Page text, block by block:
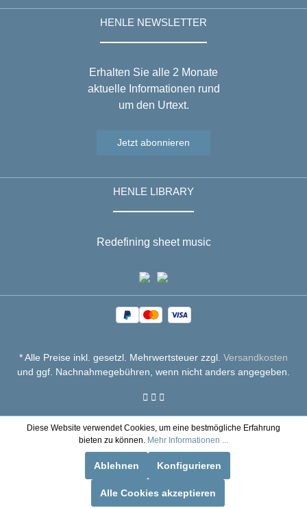
HENLE NEWSLETTER
Erhalten Sie alle 2 Monate
aktuelle Informationen rund
um den Urtext.
Jetzt abonnieren
HENLE LIBRARY
Redefining sheet music
* Alle Preise inkl. gesetzl. Mehrwertsteuer zzgl. Versandkosten
und ggf. Nachnahmegebühren, wenn nicht anders angegeben.
Diese Website verwendet Cookies, um eine bestmögliche Erfahrung
bieten zu können. Mehr Informationen ...
Ablehnen Konfigurieren
Alle Cookies akzeptieren